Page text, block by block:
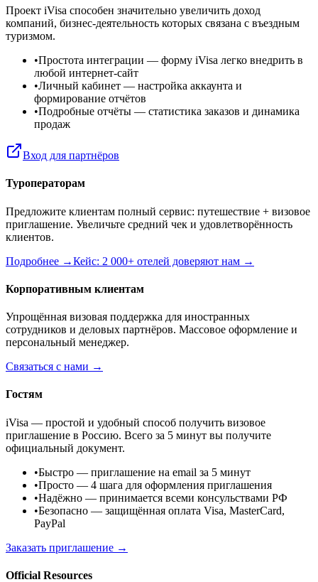
Проект iVisa способен значительно увеличить доход
компаний, бизнес-деятельность которых связана с въездным
туризмом.
•Простота интеграции — форму iVisa легко внедрить в
любой интернет-сайт
•Личный кабинет — настройка аккаунта и
формирование отчётов
•Подробные отчёты — статистика заказов и динамика
продаж
Вход для партнёров
Туроператорам
Предложите клиентам полный сервис: путешествие + визовое
приглашение. Увеличьте средний чек и удовлетворённость
клиентов.
Подробнее →Кейс: 2 000+ отелей доверяют нам →
Корпоративным клиентам
Упрощённая визовая поддержка для иностранных
сотрудников и деловых партнёров. Массовое оформление и
персональный менеджер.
Связаться с нами →
Гостям
iVisa — простой и удобный способ получить визовое
приглашение в Россию. Всего за 5 минут вы получите
официальный документ.
•Быстро — приглашение на email за 5 минут
•Просто — 4 шага для оформления приглашения
•Надёжно — принимается всеми консульствами РФ
•Безопасно — защищённая оплата Visa, MasterCard,
PayPal
Заказать приглашение →
Official Resources